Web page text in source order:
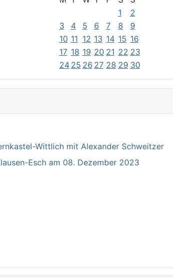
1
2
3
4 5 6 7 8
9
10 11 12 13 14 15 16
17 18 19 20 21 22 23
24 25 26 27 28 29 30
Wittlich mit Alexander Schweitzer
Esch am 08. Dezember 2023